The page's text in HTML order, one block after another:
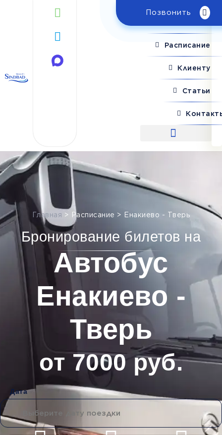
Позвонить
Расписание
Клиенту
Статьи
Главная > Расписание > Енакиево - Тверь
Бронирование билетов на
Автобус
Енакиево -
Тверь
от 7000 руб.
Дата